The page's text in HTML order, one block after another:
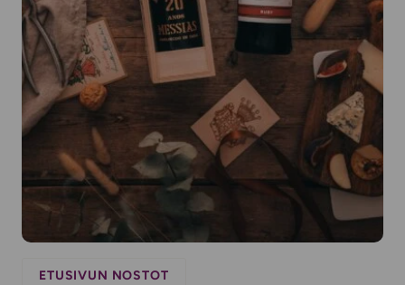
ETUSIVUN NOSTOT